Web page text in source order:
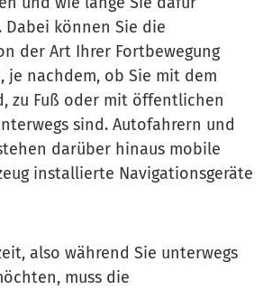
Dabei können Sie die
der Art Ihrer Fortbewegung
je nachdem, ob Sie mit dem
zu Fuß oder mit öffentlichen
sind. Autofahrern und
darüber hinaus mobile
installierte Navigationsgeräte
also während Sie unterwegs
muss die